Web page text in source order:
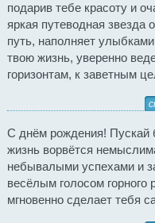
подарив тебе красоту и
яркая путеводная звезда
путь, наполняет
твою жизнь, уверенно
горизонтам, к заветным
С днём рождения!
жизнь ворвётся
небывалыми успехами и
весёлым голосом горного
мгновенно сделает тебя